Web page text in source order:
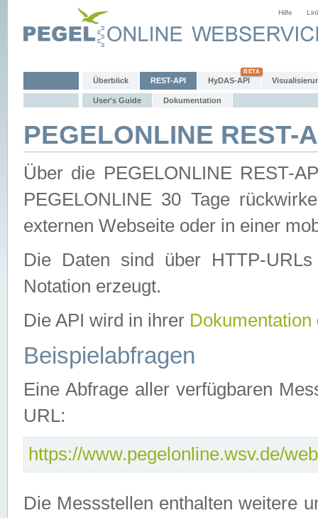
Hilfe
Überblick REST-API HyDAS-API
User's Guide Dokumentation
PEGELONLINE REST-
Über die PEGELONLINE REST-
PEGELONLINE 30 Tage
externen Webseite oder in einer
Die Daten sind über HTTP-
Notation erzeugt.
Die API wird in ihrer Dokumentation
Beispielabfragen
Eine Abfrage aller verfügbaren
URL:
https://www.pegelonline.wsv.de/
Die Messstellen enthalten weitere